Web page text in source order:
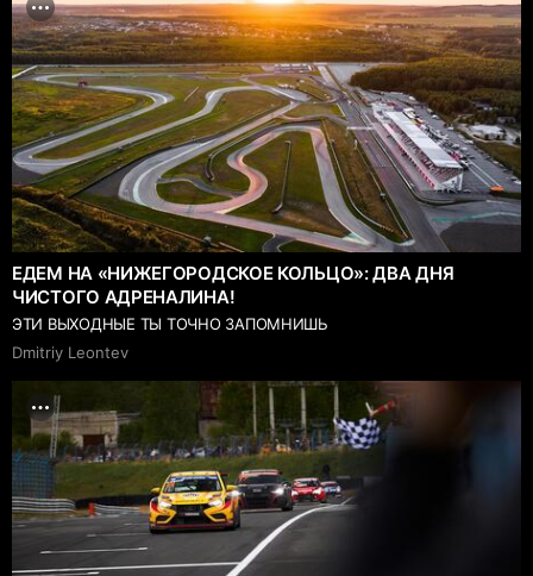
ЕДЕМ НА «НИЖЕГОРОДСКОЕ КОЛЬЦО»: ДВА ДНЯ
ЧИСТОГО АДРЕНАЛИНА!
ЭТИ ВЫХОДНЫЕ ТЫ ТОЧНО ЗАПОМНИШЬ
Dmitriy Leontev